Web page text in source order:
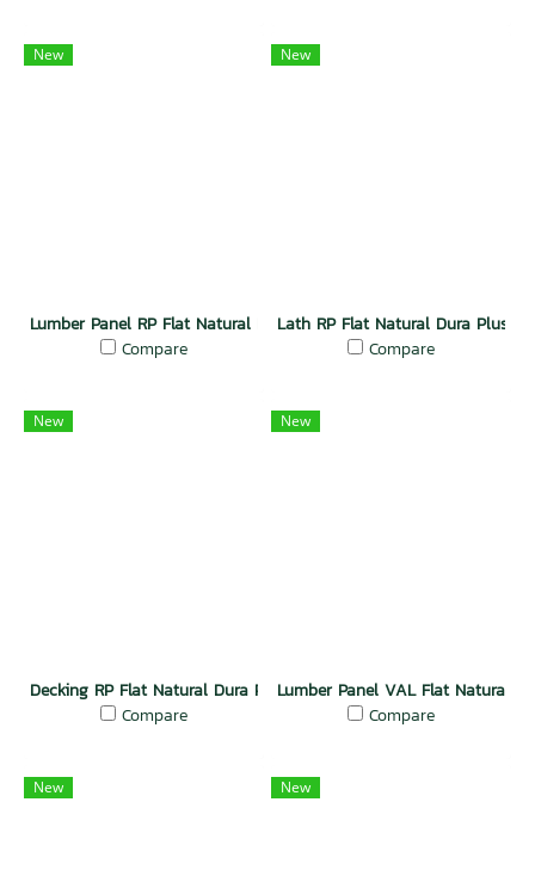
New
Lumber Panel RP Flat Natural Dura Plus Wood
Compare
New
Lath RP Flat Natural Dura Plus
Compare
New
Decking RP Flat Natural Dura Plus Wood
Compare
New
Lumber Panel VAL Flat Natural
Compare
New New